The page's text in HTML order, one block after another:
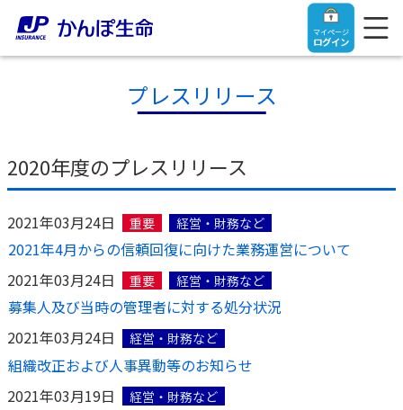
マイページ
ログイン
トップ
ご契約者さま
ご契約者さま
マイページログイン
入院保険金・手術保険金のご請求
保険をご検討中のお客さま
保険をご検討中のお客さま
【まずはご相談ください】企業経営でお悩みの方はこ
ちら
お役立ち情報
プレスリリース
2020年度のプレスリリース
2021年03月24日 重要 経営・財務など
2021年4月からの信頼回復に向けた業務運営について
2021年03月24日
重要 経営・財務など
募集人及び当時の管理者に対する処分状況
2021年03月24日
経営・財務など
組織改正および人事異動等のお知らせ
2021年03月19日
経営・財務など